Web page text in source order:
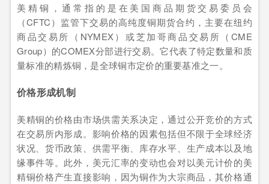
美精铜，通常指的是在美国商品期货交易委员会
（CFTC）监管下交易的高纯度铜期货合约，主要在纽约
商品交易所（NYMEX）或芝加哥商品交易所（CME
Group）的COMEX分部进行交易。它代表了特定数量和质
量标准的精炼铜，是全球铜市定价的重要基准之一。
价格形成机制
美精铜的价格由市场供需关系决定，通过公开竞价的方式
在交易所内形成。影响价格的因素包括但不限于全球经济
状况、货币政策、供需平衡、库存水平、生产成本以及地
缘事件等。此外，美元汇率的变动也会对以美元计价的美
精铜价格产生直接影响，因为铜作为大宗商品，其价格通